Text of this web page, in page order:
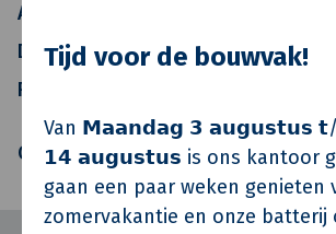
Tijd voor de bouwvak!
Van 𝗠𝗮𝗮𝗻𝗱𝗮𝗴 𝟯 𝗮𝘂𝗴𝘂𝘀𝘁𝘂𝘀
𝟭𝟰 𝗮𝘂𝗴𝘂𝘀𝘁𝘂𝘀 is ons kantoor
gaan een paar weken genieten
zomervakantie en onze batterij
Architect
Directievoerder
De Groene
Realisatie
Ontwikkeling
Oplevering
Q3 2010